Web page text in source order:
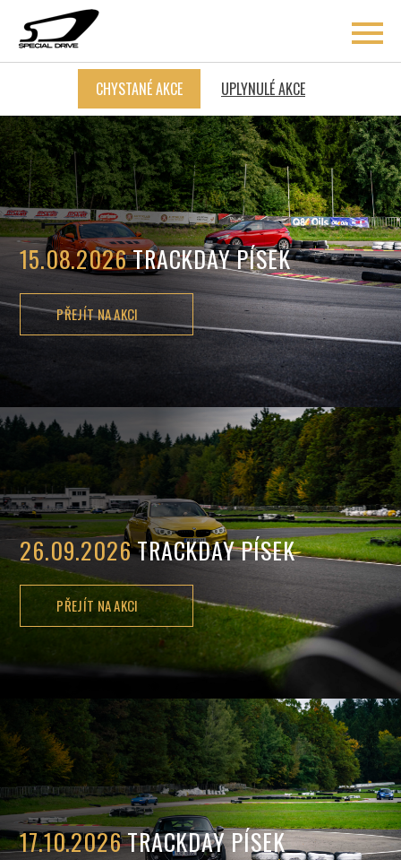
ÚVOD
BLOG
COACHING
O MNĚ
AKCE
KONTAKT
CHYSTANÉ AKCE UPLYNULÉ AKCE
15.08.2026TRACKDAY PÍSEK
PŘEJÍT NA AKCI
26.09.2026TRACKDAY PÍSEK
PŘEJÍT NA AKCI
17.10.2026TRACKDAY PÍSEK